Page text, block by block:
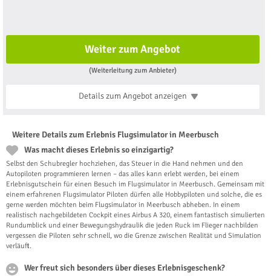
Weiter zum Angebot
(Weiterleitung zum Anbieter)
Details zum Angebotanzeigen
Weitere Details zum Erlebnis Flugsimulator in Meerbusch
Was macht dieses Erlebnis so einzigartig?
Selbst den Schubregler hochziehen, das Steuer in die Hand nehmen und den
Autopiloten programmieren lernen – das alles kann erlebt werden, bei einem
Erlebnisgutschein für einen Besuch im Flugsimulator in Meerbusch. Gemeinsam mit
einem erfahrenen Flugsimulator Piloten dürfen alle Hobbypiloten und solche, die es
gerne werden möchten beim Flugsimulator in Meerbusch abheben. In einem
realistisch nachgebildeten Cockpit eines Airbus A 320, einem fantastisch simulierten
Rundumblick und einer Bewegungshydraulik die jeden Ruck im Flieger nachbilden
vergessen die Piloten sehr schnell, wo die Grenze zwischen Realität und Simulation
verläuft.
Wer freut sich besonders über dieses Erlebnisgeschenk?